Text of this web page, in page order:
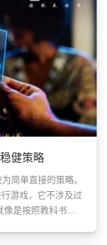
健策略
简单直接的策略。
游戏，它不涉及过
是按照教科书...